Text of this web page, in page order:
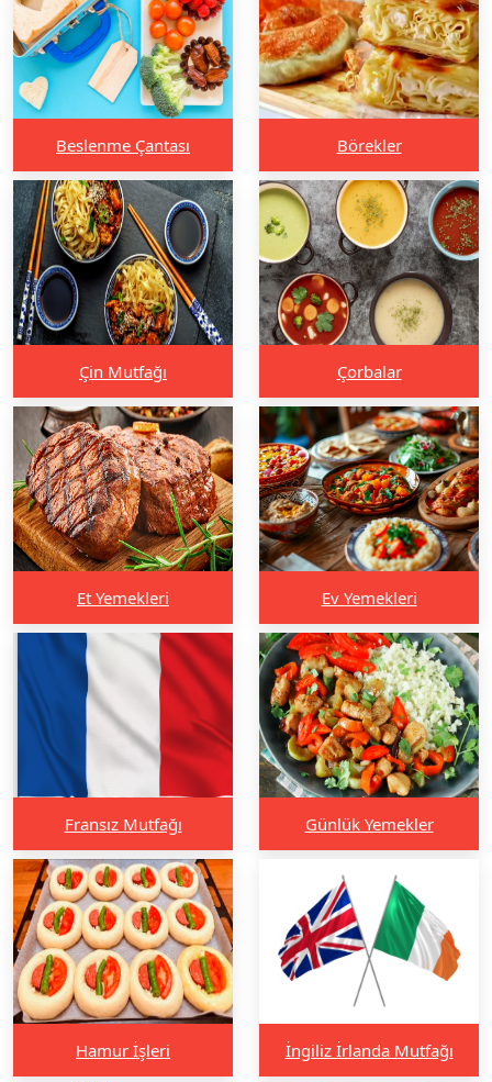
Beslenme Çantası Börekler
Çin Mutfağı Çorbalar
Et Yemekleri Ev Yemekleri
Fransız Mutfağı Günlük Yemekler
Hamur İşleri İngiliz İrlanda Mutfağı